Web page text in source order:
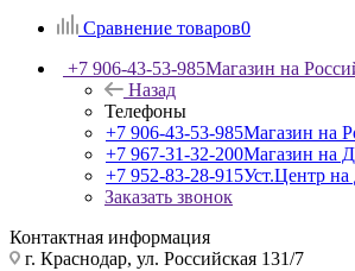
Сравнение товаров0
+7 906-43-53-985Магазин на
Назад
Телефоны
+7 906-43-53-985Магазин на
+7 967-31-32-200Магазин на
+7 952-83-28-915Уст.Центр на
Заказать звонок
Контактная информация
г. Краснодар, ул. Российская 131/7